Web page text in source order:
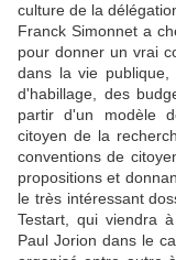
culture de la
Franck Simonnet a
pour donner un vrai
dans la vie publique,
d'habillage, des
partir d'un modèle
citoyen de la
conventions de
propositions et
le très intéressant
Testart, qui viendra
Paul Jorion dans le